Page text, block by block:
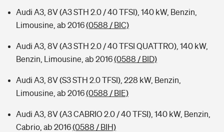
Audi A3, 8V (A3 STH 2.0 / 40 TFSI), 140 kW, Benzin,
Limousine, ab 2016(0588 / BIC)
Audi A3, 8V (A3 STH 2.0 / 40 TFSI QUATTRO), 140 kW,
Benzin, Limousine, ab 2016(0588 / BID)
Audi A3, 8V (S3 STH 2.0 TFSI), 228 kW, Benzin,
Limousine, ab 2016(0588 / BIE)
Audi A3, 8V (A3 CABRIO 2.0 / 40 TFSI), 140 kW, Benzin,
Cabrio, ab 2016(0588 / BIH)